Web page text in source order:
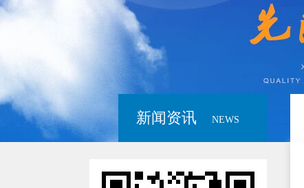
新闻资讯 NEWS